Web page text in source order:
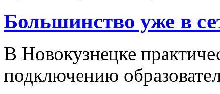
Большинство уже в
В Новокузнецке
подключению